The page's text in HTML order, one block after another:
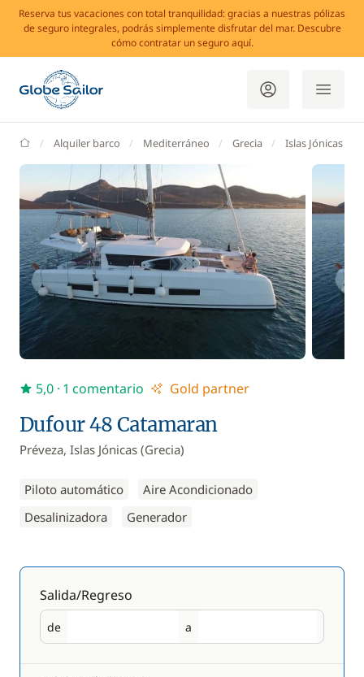
Reserva tus vacaciones con total tranquilidad: gracias a nuestras pólizas
de seguro integrales, podrás simplemente disfrutar del mar. Descubre
cómo contratar un seguro aquí.
GlobeSailor
Alquiler barco Mediterráneo Grecia Islas Jónicas
Dufour 48 Catamaran
Préveza, Islas Jónicas (Grecia)
Piloto automático
Aire Acondicionado
Desalinizadora
Generador
5,0 · 1 comentario Gold partner
Salida/Regreso
de
Salida a
Regreso